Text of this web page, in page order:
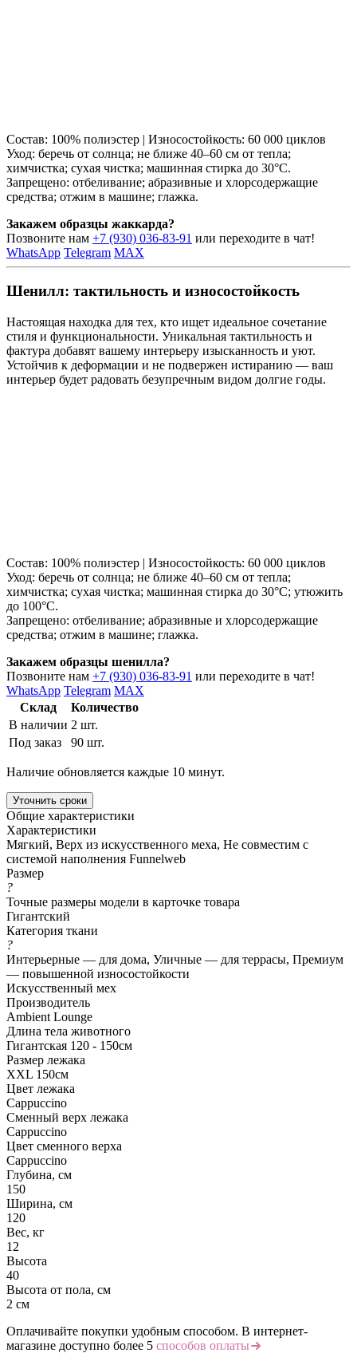
Состав: 100% полиэстер | Износостойкость: 60 000 циклов
Уход: беречь от солнца; не ближе 40–60 см от тепла;
химчистка; сухая чистка; машинная стирка до 30°C.
Запрещено: отбеливание; абразивные и хлорсодержащие
средства; отжим в машине; глажка.
Закажем образцы жаккарда?
Позвоните нам +7 (930) 036-83-91 или переходите в чат!
WhatsApp Telegram MAX
Шенилл: тактильность и износостойкость
Настоящая находка для тех, кто ищет идеальное сочетание
стиля и функциональности. Уникальная тактильность и
фактура добавят вашему интерьеру изысканность и уют.
Устойчив к деформации и не подвержен истиранию — ваш
интерьер будет радовать безупречным видом долгие годы.
Состав: 100% полиэстер | Износостойкость: 60 000 циклов
Уход: беречь от солнца; не ближе 40–60 см от тепла;
химчистка; сухая чистка; машинная стирка до 30°C; утюжить
до 100°C.
Запрещено: отбеливание; абразивные и хлорсодержащие
средства; отжим в машине; глажка.
Закажем образцы шенилла?
Позвоните нам +7 (930) 036-83-91 или переходите в чат!
WhatsApp Telegram MAX
Склад
Количество
В наличии 2 шт.
Под заказ
90 шт.
Наличие обновляется каждые 10 минут.
Уточнить сроки
Общие характеристики
Характеристики
Мягкий, Верх из искусственного меха, Не совместим с
системой наполнения Funnelweb
Размер
?
Точные размеры модели в карточке товара
Гигантский
Категория ткани
?
Интерьерные — для дома, Уличные — для террасы, Премиум
— повышенной износостойкости
Искусственный мех
Производитель
Ambient Lounge
Длина тела животного
Гигантская 120 - 150см
Размер лежака
XXL 150см
Цвет лежака
Cappuccino
Сменный верх лежака
Cappuccino
Цвет сменного верха
Cappuccino
Глубина, см
150
Ширина, см
120
Вес, кг
12
Высота
40
Высота от пола, см
2 см
Оплачивайте покупки удобным способом. В интернет-
магазине доступно более 5 способов оплаты